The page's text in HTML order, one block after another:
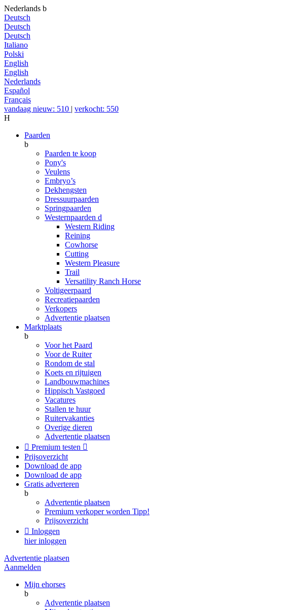
Nederlands b
Deutsch
Deutsch
Deutsch
Italiano
Polski
English
English
Nederlands
Español
Français
vandaag nieuw: 510 | verkocht: 550
H
Paarden
b
Paarden te koop
Pony's
Veulens
Embryo’s
Dekhengsten
Dressuurpaarden
Springpaarden
Westernpaarden d
Western Riding
Reining
Cowhorse
Cutting
Western Pleasure
Trail
Versatility Ranch Horse
Voltigeerpaard
Recreatiepaarden
Verkopers
Advertentie plaatsen
Marktplaats
b
Voor het Paard
Voor de Ruiter
Rondom de stal
Koets en rijtuigen
Landbouwmachines
Hippisch Vastgoed
Vacatures
Stallen te huur
Ruitervakanties
Overige dieren
Advertentie plaatsen
 Premium testen 
Prijsoverzicht
Download de app
Download de app
Gratis adverteren
b
Advertentie plaatsen
Premium verkoper worden Tipp!
Prijsoverzicht
 Inloggen
hier inloggen
Advertentie plaatsen
Aanmelden
Mijn ehorses
b
Advertentie plaatsen